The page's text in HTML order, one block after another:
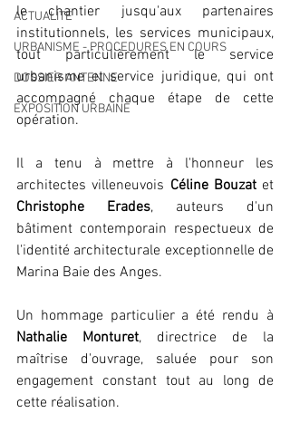
ACTUALITÉ
URBANISME - PROCEDURES EN COURS
DOSSIER ANTENNE
EXPOSITION URBAINE
le chantier jusqu'aux partenaires
institutionnels, les services municipaux,
tout particulièrement le service
urbanisme et service juridique, qui ont
accompagné chaque étape de cette
opération.
Il a tenu à mettre à l'honneur les
architectes villeneuvois Céline Bouzat
Christophe Erades, auteurs d'un
bâtiment contemporain respectueux de
l'identité architecturale exceptionnelle de
Marina Baie des Anges.
Nathalie Monturet, directrice de la
maîtrise d'ouvrage, saluée pour son
engagement constant tout au long de
cette réalisation.